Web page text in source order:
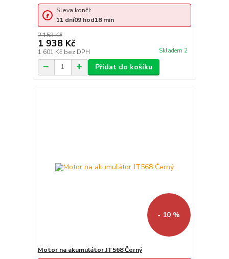
2 153 Kč
1 938 Kč
1 601 Kč bez DPH Skladem 2
Sleva končí:
11 dní09 hod18min
Přidat do košíku
- 10 %
Motor na akumulátor JT568 Černý